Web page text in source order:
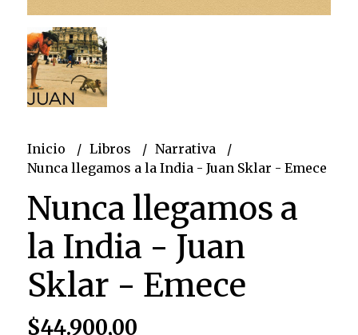
Inicio Libros
Narrativa
Nunca llegamos a la India - Juan Sklar - Emece
Nunca llegamos a
la India - Juan
Sklar - Emece
$44.900,00